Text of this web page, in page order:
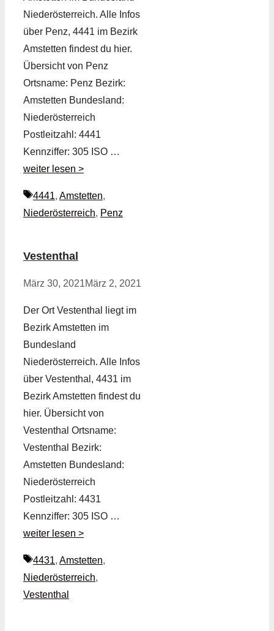
Niederösterreich. Alle Infos
über Penz, 4441 im Bezirk
Amstetten findest du hier.
Übersicht von Penz
Ortsname: Penz Bezirk:
Amstetten Bundesland:
Niederösterreich
Postleitzahl: 4441
Kennziffer: 305 ISO …
weiter lesen >
Schlagwörter
4441, Amstetten,
Niederösterreich, Penz
Vestenthal
März 30, 2021März 2, 2021
Der Ort Vestenthal liegt im
Bezirk Amstetten im
Bundesland
Niederösterreich. Alle Infos
über Vestenthal, 4431 im
Bezirk Amstetten findest du
hier. Übersicht von
Vestenthal Ortsname:
Vestenthal Bezirk:
Amstetten Bundesland:
Niederösterreich
Postleitzahl: 4431
Kennziffer: 305 ISO …
weiter lesen >
Schlagwörter
4431, Amstetten,
Niederösterreich,
Vestenthal